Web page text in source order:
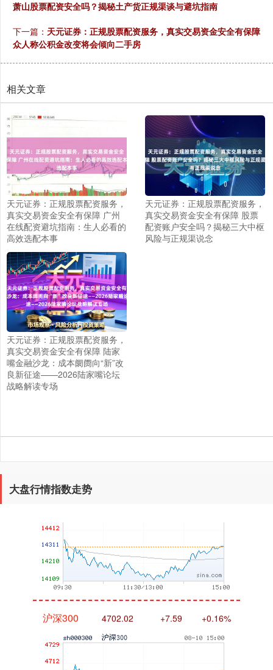
萧山股票配资安全吗？揭秘土产货正规渠谈与避坑指南
下一篇： 天元证券：正规股票配资服务，真实交易资金安全有保障
众人称公积金改变将会倾向二手房
相关文章
天元证券：正规股票配资服务，
真实交易资金安全有保障 广州
在线配资避坑指南：生人必看的
高效选配本事
天元证券：正规股票配资服务，
真实交易资金安全有保障 股票
配资账户安全吗？揭秘三大中枢
风险与正规渠说念
天元证券：正规股票配资服务，
真实交易资金安全有保障 陆家
嘴金融沙龙：成本阛阓向“新”改
良新征途——2026陆家嘴论坛
战略解读专场
大盘行情指数走势
上证综指 3966.59
沪深300 4702.02 +7.59 +0.16%